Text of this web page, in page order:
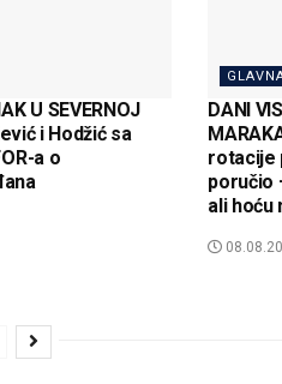
U SEVERNOJ
i Hodžić sa
a o
DANI
rotacije
poručio
ali hoću